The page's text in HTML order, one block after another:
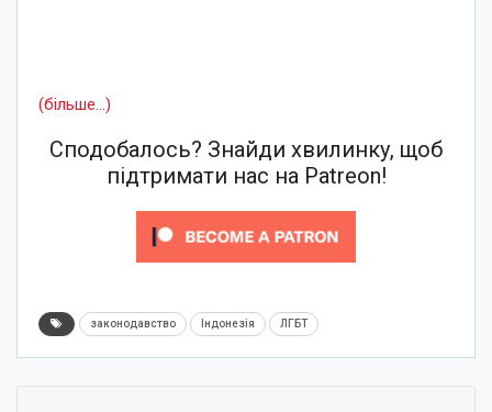
(більше…)
Сподобалось? Знайди хвилинку, щоб
підтримати нас на Patreon!
законодавство Індонезія ЛГБТ